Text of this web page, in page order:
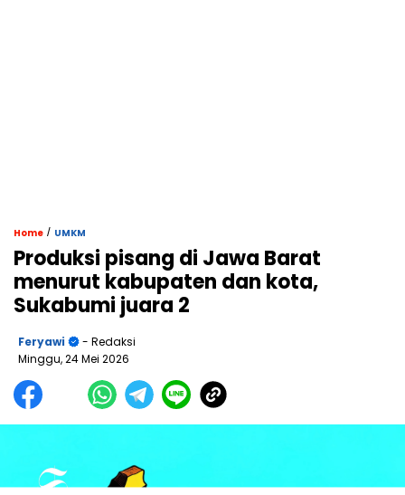
Home / UMKM
Produksi pisang di Jawa Barat
menurut kabupaten dan kota,
Sukabumi juara 2
Feryawi
- Redaksi
Minggu, 24 Mei 2026